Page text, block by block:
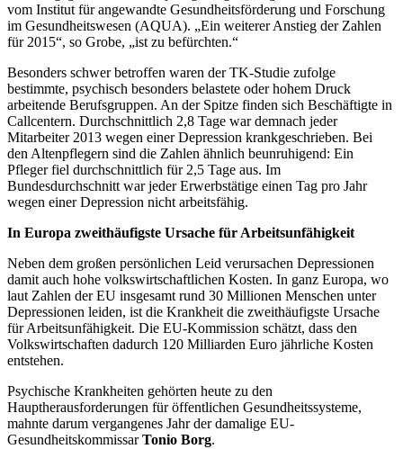
vom Institut für angewandte Gesundheitsförderung und Forschung
im Gesundheitswesen (AQUA). „Ein weiterer Anstieg der Zahlen
für 2015“, so Grobe, „ist zu befürchten.“
Besonders schwer betroffen waren der TK-Studie zufolge
bestimmte, psychisch besonders belastete oder hohem Druck
arbeitende Berufsgruppen. An der Spitze finden sich Beschäftigte in
Callcentern. Durchschnittlich 2,8 Tage war demnach jeder
Mitarbeiter 2013 wegen einer Depression krankgeschrieben. Bei
den Altenpflegern sind die Zahlen ähnlich beunruhigend: Ein
Pfleger fiel durchschnittlich für 2,5 Tage aus. Im
Bundesdurchschnitt war jeder Erwerbstätige einen Tag pro Jahr
wegen einer Depression nicht arbeitsfähig.
In Europa zweithäufigste Ursache für Arbeitsunfähigkeit
Neben dem großen persönlichen Leid verursachen Depressionen
damit auch hohe volkswirtschaftlichen Kosten. In ganz Europa, wo
laut Zahlen der EU insgesamt rund 30 Millionen Menschen unter
Depressionen leiden, ist die Krankheit die zweithäufigste Ursache
für Arbeitsunfähigkeit. Die EU-Kommission schätzt, dass den
Volkswirtschaften dadurch 120 Milliarden Euro jährliche Kosten
entstehen.
Psychische Krankheiten gehörten heute zu den
Hauptherausforderungen für öffentlichen Gesundheitssysteme,
mahnte darum vergangenes Jahr der damalige EU-
GesundheitskommissarTonio Borg.